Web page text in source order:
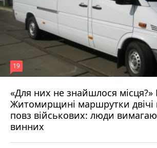
«Для них не знайшлося місця?»
Житомирщині маршрутки двічі
повз військових: люди
винних
19
17 липня 2026 р.